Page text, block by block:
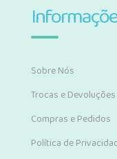
Sobre Nós
Trocas e Devoluções
Compras e Pedidos
Política de